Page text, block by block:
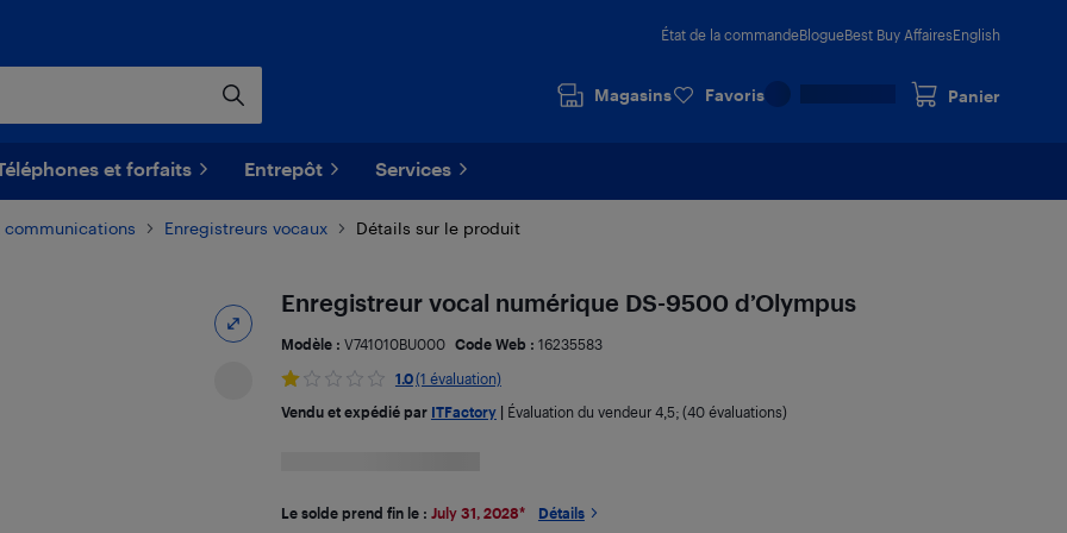
État de la commandeBlogueBest Buy AffairesEnglish
Magasins Favoris Panier
et forfaits Entrepôt Services
communications Enregistreurs vocaux Détails sur le produit
Enregistreur vocal numérique DS-9500 d’Olympus
Modèle : V741010BU000 Code Web : 16235583
1.0(1 évaluation)
Vendu et expédié par ITFactory| Évaluation du vendeur 4,5; (40 évaluations)
Le solde prend fin le : July 31, 2028* Détails